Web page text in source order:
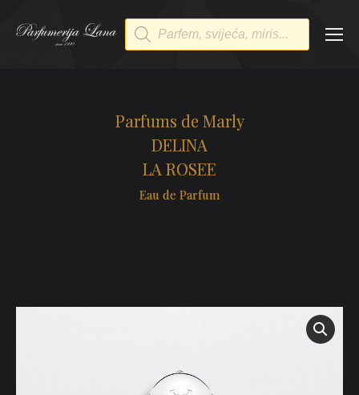
Products
search
Parfums de Marly
DELINA
LA ROSEE
Eau de Parfum